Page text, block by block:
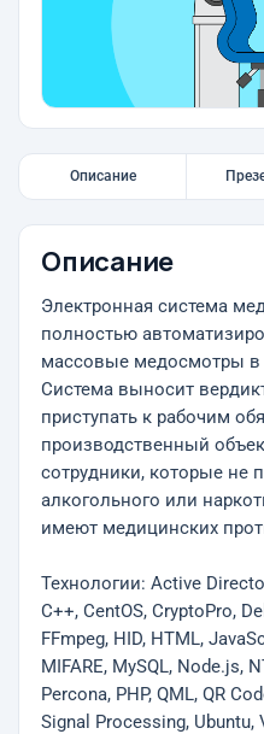
Описание
Описание
Электронная система
полностью
массовые медосмотры
Система выносит
приступать к рабочим
производственный
сотрудники, которые не
алкогольного или
имеют медицинских
Технологии: Active
C++, CentOS, CryptoPro,
FFmpeg, HID, HTML,
MIFARE, MySQL, Node.js,
Percona, PHP, QML, QR
Signal Processing, Ubuntu,